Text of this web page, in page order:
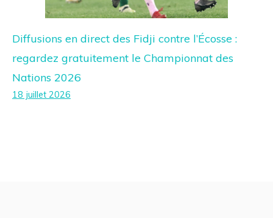
Diffusions en direct des Fidji contre l’Écosse :
regardez gratuitement le Championnat des
Nations 2026
18 juillet 2026